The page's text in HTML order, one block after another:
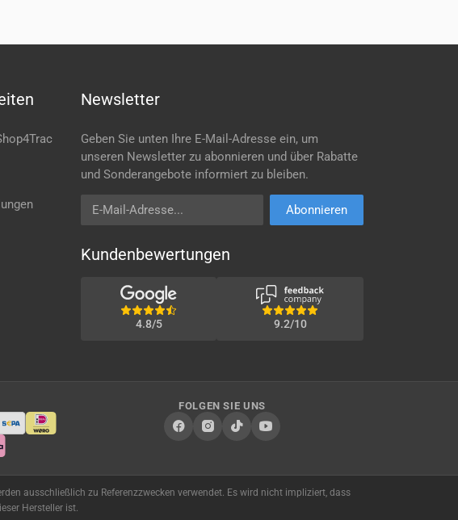
Newsletter
Geben Sie unten Ihre E-Mail-Adresse ein, um
unseren Newsletter zu abonnieren und über Rabatte
und Sonderangebote informiert zu bleiben.
E-Mail-Adresse
Abonnieren
Kundenbewertungen
4.8/5 9.2/10
FOLGEN SIE UNS
ausschließlich zu Referenzzwecken verwendet. Es wird nicht impliziert, dass
Hersteller ist.